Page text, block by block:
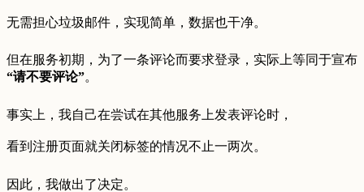
无需担心垃圾邮件，实现简单，数据也干净。
但在服务初期，为了一条评论而要求登录，实际上等同于宣布
“请不要评论”。
事实上，我自己在尝试在其他服务上发表评论时，
看到注册页面就关闭标签的情况不止一两次。
因此，我做出了决定。